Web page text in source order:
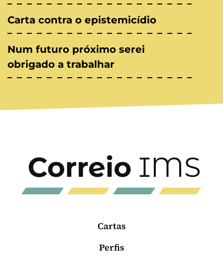
Carta contra o epistemicídio
Num futuro próximo serei
obrigado a trabalhar
Cartas
Perfis